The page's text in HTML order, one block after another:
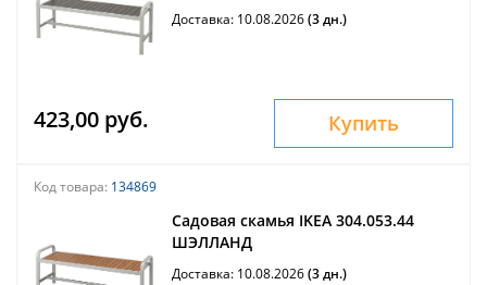
Доставка: 10.08.2026(3 дн.)
423,00 руб. Купить
Код товара: 134869
Садовая скамья IKEA 304.053.44
ШЭЛЛАНД
Доставка: 10.08.2026(3 дн.)